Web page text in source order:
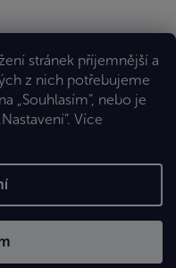
stránek příjemnější a
z nich potřebujeme
„Souhlasím“, nebo je
Více
Premium
spol. s r.o.. Všechna